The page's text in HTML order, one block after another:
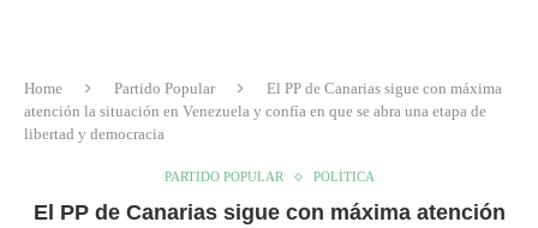
Home Partido Popular
El PP de Canarias sigue con máxima
atención la situación en Venezuela y confía en que se abra una etapa de
libertad y democracia
PARTIDO POPULAR POLÍTICA
El PP de Canarias sigue con máxima atención